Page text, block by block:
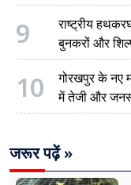
9
राष्ट्रीय
बुनकरों और
10
गोरखपुर के नए
में तेजी और
जरूर पढ़ें »